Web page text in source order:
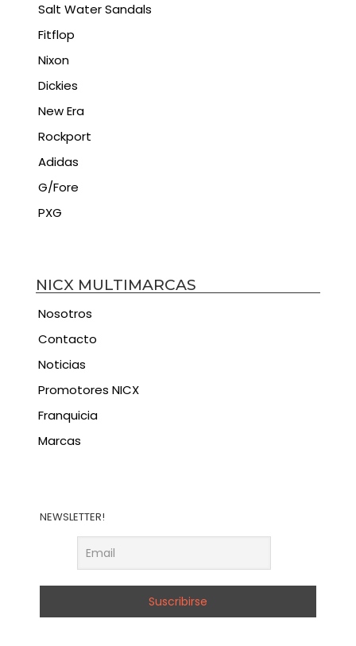
Salt Water Sandals
Fitflop
Nixon
Dickies
New Era
Rockport
Adidas
G/Fore
PXG
NICX MULTIMARCAS
Nosotros
Contacto
Noticias
Promotores NICX
Franquicia
Marcas
NEWSLETTER!